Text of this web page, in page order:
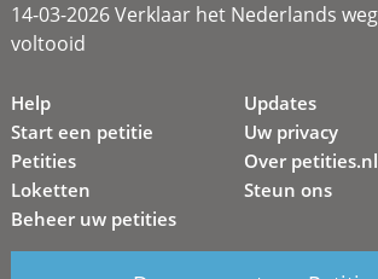
14-03-2026 Verklaar het Nederlands
voltooid
Help
Start een petitie
Petities
Loketten
Beheer uw petities
Updates
Uw privacy
Over petities.nl
Steun ons